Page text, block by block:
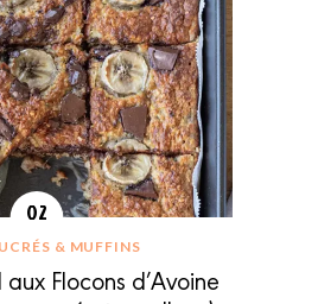
& MUFFINS
Flocons d’Avoine